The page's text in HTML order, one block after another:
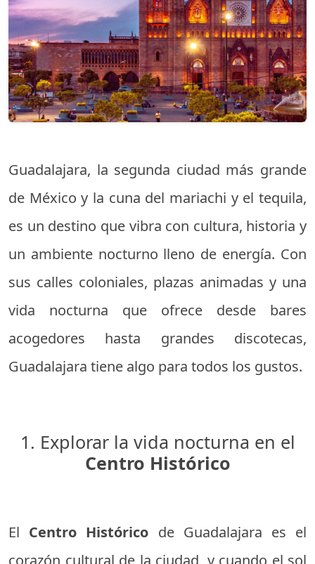
Guadalajara, la segunda ciudad más grande
de México y la cuna del mariachi y el tequila,
es un destino que vibra con cultura, historia y
un ambiente nocturno lleno de energía. Con
sus calles coloniales, plazas animadas y una
vida nocturna que ofrece desde bares
acogedores hasta grandes discotecas,
Guadalajara tiene algo para todos los gustos.
1. Explorar la vida nocturna en el
Centro Histórico
El Centro Histórico de Guadalajara es el
corazón cultural de la ciudad, y cuando el sol